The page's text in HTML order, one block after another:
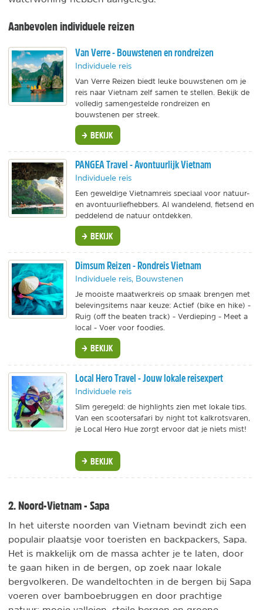
Aanbevolen individuele reizen
Van Verre - Bouwstenen en rondreizen
Individuele reis
Van Verre Reizen biedt leuke bouwstenen om je
reis naar Vietnam zelf samen te stellen. Bekijk de
volledig samengestelde rondreizen en
bouwstenen per streek.
BEKIJK
PANGEA Travel - Avontuurlijk Vietnam
Individuele reis
Een geweldige Vietnamreis speciaal voor natuur-
en avontuurliefhebbers. Al wandelend, fietsend en
peddelend de natuur ontdekken.
BEKIJK
Dimsum Reizen - Rondreis Vietnam
Individuele reis, Bouwstenen
Je mooiste maatwerkreis op smaak brengen met
belevingsitems naar keuze: Actief (bike en hike) -
Ruig (off the beaten track) - Verdieping - Meet a
local - Voer voor foodies.
BEKIJK
Local Hero Travel - Jouw lokale reisexpert
Individuele reis
Slim geregeld: de highlights zien met lokale tips.
Van een scootersafari by night tot kalkrotsvaren,
je Local Hero Hue zorgt ervoor dat je niets mist!
BEKIJK
2. Noord-Vietnam - Sapa
In het uiterste noorden van Vietnam bevindt zich een
populair plaatsje voor toeristen en backpackers, Sapa.
Het is makkelijk om de massa achter je te laten, door
te gaan hiken in de bergen, op zoek naar lokale
bergvolkeren. De wandeltochten in de bergen bij Sapa
voeren over bamboebruggen en door prachtige